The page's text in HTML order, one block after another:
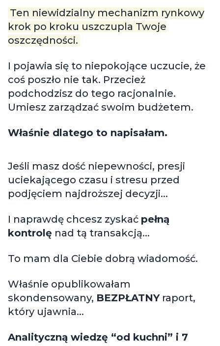
Ten niewidzialny mechanizm rynkowy
krok po kroku uszczupla Twoje
oszczędności.
I pojawia się to niepokojące uczucie, że
coś poszło nie tak. Przecież
podchodzisz do tego racjonalnie.
Umiesz zarządzać swoim budżetem.
Właśnie dlatego to napisałam.
Jeśli masz dość niepewności, presji
uciekającego czasu i stresu przed
podjęciem najdroższej decyzji...
I naprawdę chcesz zyskać pełną
kontrolę nad tą transakcją...
To mam dla Ciebie dobrą wiadomość.
Właśnie opublikowałam
skondensowany, BEZPŁATNYraport,
który ujawnia...
Analityczną wiedzę “od kuchni” i 7